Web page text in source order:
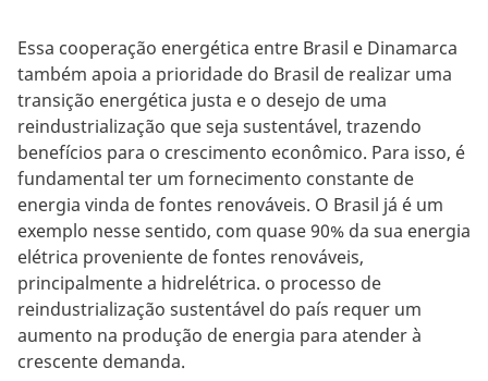
Essa cooperação energética entre Brasil e Dinamarca
também apoia a prioridade do Brasil de realizar uma
transição energética justa e o desejo de uma
reindustrialização que seja sustentável, trazendo
benefícios para o crescimento econômico. Para isso, é
fundamental ter um fornecimento constante de
energia vinda de fontes renováveis. O Brasil já é um
exemplo nesse sentido, com quase 90% da sua energia
elétrica proveniente de fontes renováveis,
principalmente a hidrelétrica. o processo de
reindustrialização sustentável do país requer um
aumento na produção de energia para atender à
crescente demanda.